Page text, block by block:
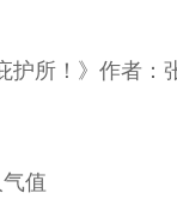
所！》作者：
值